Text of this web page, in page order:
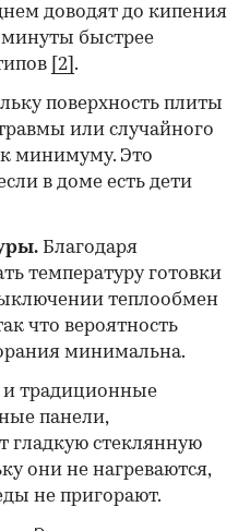
доводят до кипения
минуты быстрее
[2] .
поверхность плиты
или случайного
к минимуму. Это
в доме есть дети
Благодаря
температуру готовки
теплообмен
что вероятность
минимальна.
и традиционные
панели,
стеклянную
они не нагреваются,
не пригорают.